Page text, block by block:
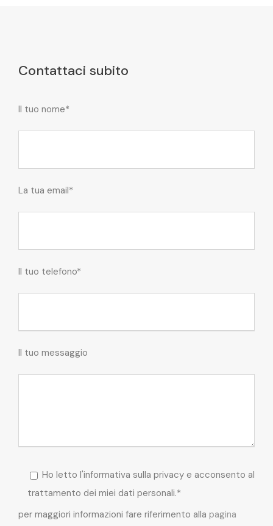
Contattaci subito
Il tuo nome*
La tua email*
Il tuo telefono*
Il tuo messaggio
Ho letto l'informativa sulla privacy e acconsento al
trattamento dei miei dati personali.*
per maggiori informazioni fare riferimento alla pagina